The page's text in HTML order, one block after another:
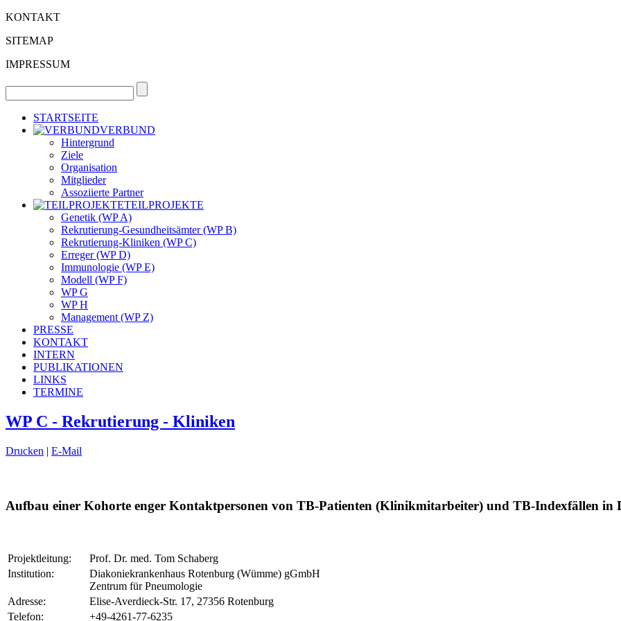
KONTAKT
SITEMAP
IMPRESSUM
STARTSEITE
VERBUND
Hintergrund
Ziele
Organisation
Mitglieder
Assoziierte Partner
TEILPROJEKTE
Genetik (WP A)
Rekrutierung-Gesundheitsämter (WP B)
Rekrutierung-Kliniken (WP C)
Erreger (WP D)
Immunologie (WP E)
Modell (WP F)
WP G
WP H
Management (WP Z)
PRESSE
KONTAKT
INTERN
PUBLIKATIONEN
LINKS
TERMINE
WP C - Rekrutierung - Kliniken
Drucken | E-Mail
Aufbau einer Kohorte enger Kontaktpersonen von TB-Patienten (Klinikmitarbeiter) und TB-Indexfällen in
Projektleitung:
Prof. Dr. med. Tom Schaberg
Institution:
Diakoniekrankenhaus Rotenburg (Wümme) gGmbH
Zentrum für Pneumologie
Adresse:
Elise-Averdieck-Str. 17, 27356 Rotenburg
Telefon:
+49-4261-77-6235